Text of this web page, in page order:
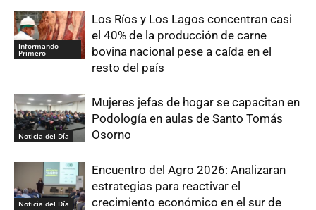
Informando
Primero
Los Ríos y Los Lagos concentran casi
el 40% de la producción de carne
bovina nacional pese a caída en el
resto del país
Noticia del Día
Mujeres jefas de hogar se capacitan en
Podología en aulas de Santo Tomás
Osorno
Noticia del Día
Encuentro del Agro 2026: Analizaran
estrategias para reactivar el
crecimiento económico en el sur de